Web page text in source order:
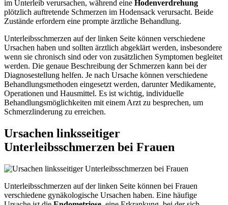
im Unterleib verursachen, während eine Hodenverdrehung
plötzlich auftretende Schmerzen im Hodensack verursacht. Beide
Zustände erfordern eine prompte ärztliche Behandlung.
Unterleibsschmerzen auf der linken Seite können verschiedene
Ursachen haben und sollten ärztlich abgeklärt werden, insbesondere
wenn sie chronisch sind oder von zusätzlichen Symptomen begleitet
werden. Die genaue Beschreibung der Schmerzen kann bei der
Diagnosestellung helfen. Je nach Ursache können verschiedene
Behandlungsmethoden eingesetzt werden, darunter Medikamente,
Operationen und Hausmittel. Es ist wichtig, individuelle
Behandlungsmöglichkeiten mit einem Arzt zu besprechen, um
Schmerzlinderung zu erreichen.
Ursachen linksseitiger
Unterleibsschmerzen bei Frauen
Unterleibsschmerzen auf der linken Seite können bei Frauen
verschiedene gynäkologische Ursachen haben. Eine häufige